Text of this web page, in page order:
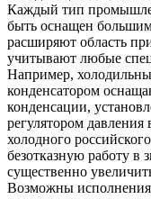
Каждый тип
быть оснащен
расширяют область
учитывают любые
Например,
конденсатором
конденсации,
регулятором давления
холодного
безотказную работу в
существенно
Возможны исполнения